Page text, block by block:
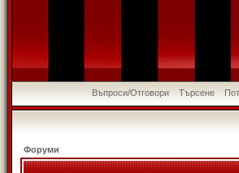
Въпроси/Отговори Търсене
Форуми